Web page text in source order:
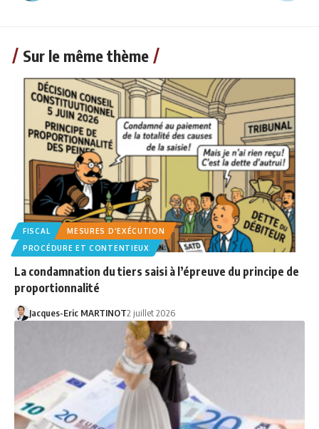
Sur le même thème
FISCAL
MESURES D'EXÉCUTION
PROCÉDURE ET CONTENTIEUX
La condamnation du tiers saisi à l’épreuve du principe de
proportionnalité
Jacques-Eric MARTINOT2 juillet 2026